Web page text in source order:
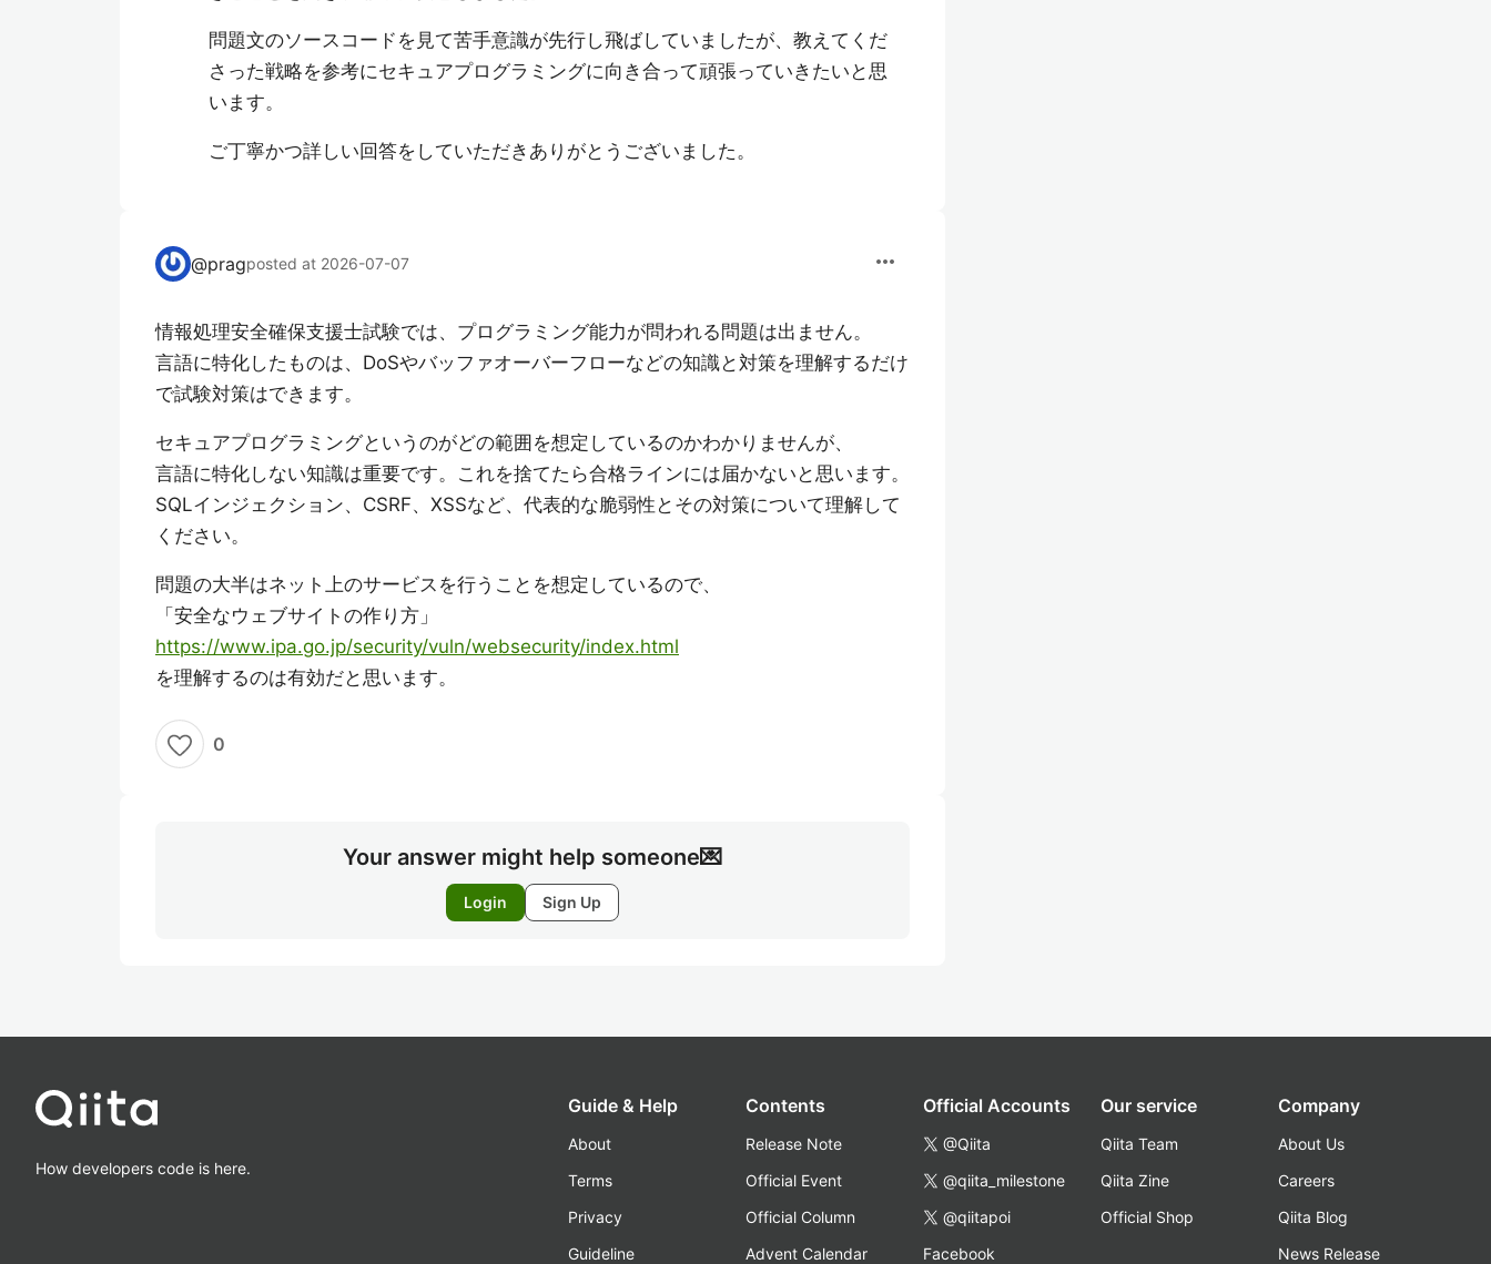
問題文のソースコードを見て苦手意識が先行し飛ばしていましたが、教えてくだ
さった戦略を参考にセキュアプログラミングに向き合って頑張っていきたいと思
います。
ご丁寧かつ詳しい回答をしていただきありがとうございました。
@pragposted at 2026-07-07 more_horiz
情報処理安全確保支援士試験では、プログラミング能力が問われる問題は出ません。
言語に特化したものは、DoSやバッファオーバーフローなどの知識と対策を理解するだけ
で試験対策はできます。
セキュアプログラミングというのがどの範囲を想定しているのかわかりませんが、
言語に特化しない知識は重要です。これを捨てたら合格ラインには届かないと思います。
SQLインジェクション、CSRF、XSSなど、代表的な脆弱性とその対策について理解して
ください。
問題の大半はネット上のサービスを行うことを想定しているので、
「安全なウェブサイトの作り方」
https://www.ipa.go.jp/security/vuln/websecurity/index.html
を理解するのは有効だと思います。
0
Your answer might help someone💌
Login Sign Up
How developers code is here.
Guide & Help
About
Terms
Privacy
Guideline
Contents
Release Note
Official Event
Official Column
Advent Calendar
Official Accounts
@Qiita
@qiita_milestone
@qiitapoi
Facebook
Our service
Qiita Team
Qiita Zine
Official Shop
Company
About Us
Careers
Qiita Blog
News Release